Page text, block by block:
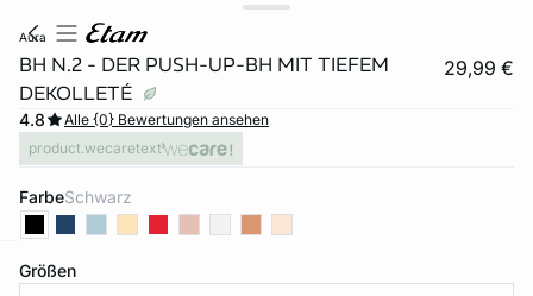
aura
BH N.2 - DER PUSH-UP-BH MIT TIEFEM
DEKOLLETÉ
29,99 €
4.8
Alle {0} Bewertungen ansehen
product.wecaretext
Farbe schwarz
Größen